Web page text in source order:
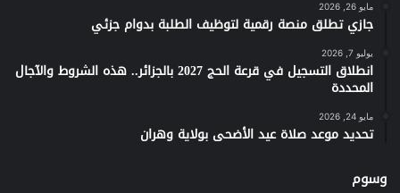
مايو 26, 2026
جازي تطلق منصة رقمية لتوظيف الطلبة بدوام جزئي
يوليو 7, 2026
انطلاق التسجيل في قرعة الحج 2027 بالجزائر.. هذه الشروط والآجال
المحددة
مايو 24, 2026
تحديد موعد صلاة عيد الأضحى بولاية وهران
وسوم